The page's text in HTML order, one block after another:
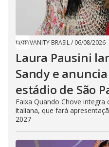
VANITY BRASIL/ 06/08/2026
Laura Pausini
Sandy e
estádio de São
Faixa Quando Chove
italiana, que fará
2027